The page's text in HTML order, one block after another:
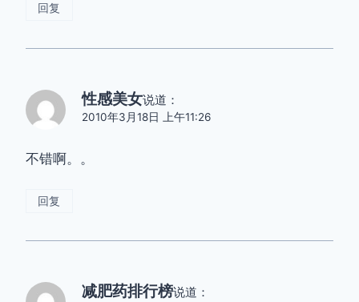
回复
性感美女说道：
2010年3月18日 上午11:26
不错啊。。
回复
减肥药排行榜说道：